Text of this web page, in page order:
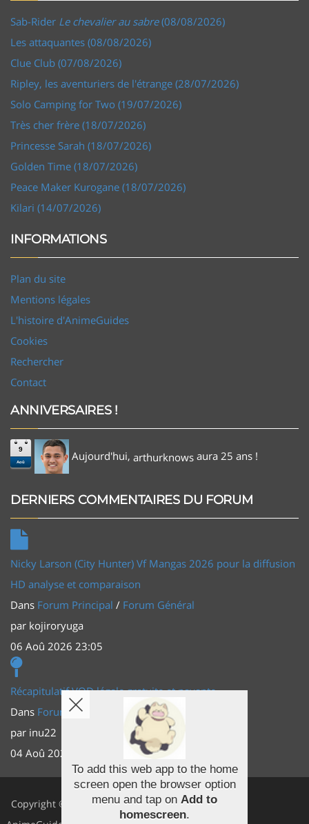
Sab-Rider Le chevalier au sabre(08/08/2026)
Les attaquantes (08/08/2026)
Clue Club (07/08/2026)
Ripley, les aventuriers de l'étrange (28/07/2026)
Solo Camping for Two (19/07/2026)
Très cher frère (18/07/2026)
Princesse Sarah (18/07/2026)
Golden Time (18/07/2026)
Peace Maker Kurogane (18/07/2026)
Kilari (14/07/2026)
INFORMATIONS
Plan du site
Mentions légales
L'histoire d'AnimeGuides
Cookies
Rechercher
Contact
ANNIVERSAIRES !
9
Aoû Aujourd'hui, arthurknows aura 25 ans !
DERNIERS COMMENTAIRES DU FORUM
Nicky Larson (City Hunter) Vf Mangas 2026 pour la diffusion
HD analyse et comparaison
Dans Forum Principal / Forum Général
par kojiroryuga
06 Aoû 2026 23:05
Récapitulatif VOD légale gratuite et payante
Dans Forum Principal
Actus (TV, vidéo, web)
par inu22
04 Aoû 2026 20:30
Copyright ©
Facebook
Youtube
To add this web app to the home
screen open the browser option
menu and tap on Add to
homescreen.